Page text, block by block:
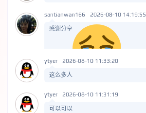
santianwan166 2026-08-10 14:19:55
感谢分享
ytyer 2026-08-10 11:33:20
这么多人
ytyer 2026-08-10 11:31:19
可以可以